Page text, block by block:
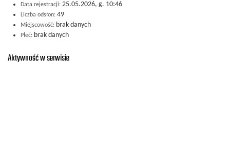
Data rejestracji: 25.05.2026, g. 10:46
Liczba odsłon: 49
Miejscowość: brak danych
Płeć: brak danych
Aktywność w serwisie